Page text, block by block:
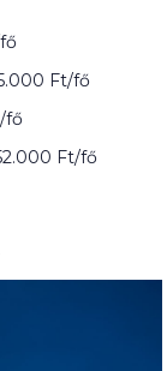
Ft/fő
fő
Ft/fő